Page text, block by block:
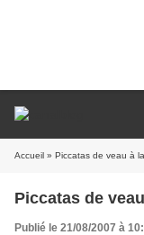
Accueil » Piccatas de veau à
Piccatas de
Publié le 21/08/2007 à